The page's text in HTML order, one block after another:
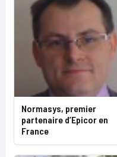
Normasys, premier
partenaire d’Epicor en
France